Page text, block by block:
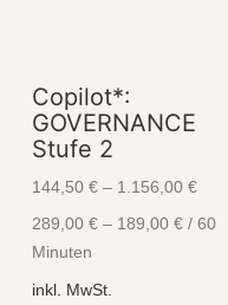
Copilot*:
GOVERNANCE
Stufe 2
144,50 €– 1.156,00 €
289,00 €– 189,00 €/ 60
Minuten
inkl. MwSt.